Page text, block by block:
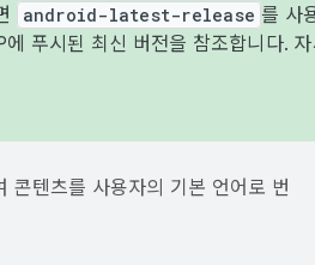
android-latest-release 를 사
푸시된 최신 버전을 참조합니다.
텐츠를 사용자의 기본 언어로 번